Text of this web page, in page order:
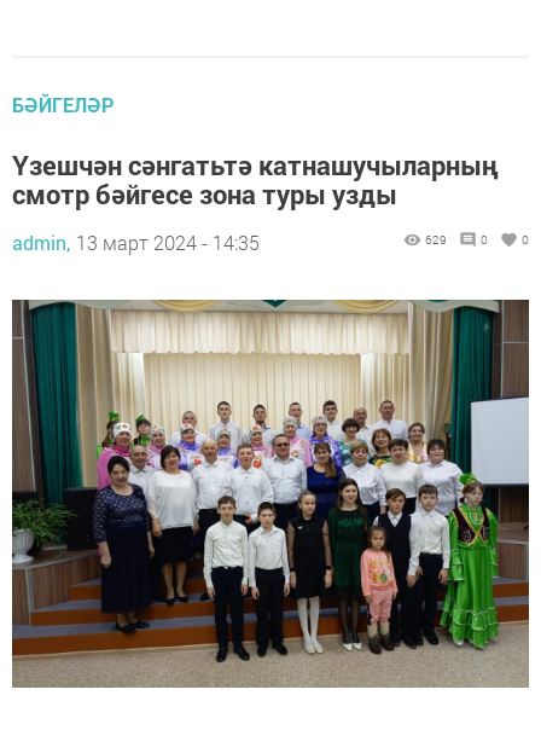
БӘЙГЕЛӘР
Үзешчән сәнгатьтә катнашучыларның
смотр бәйгесе зона туры узды
admin, 13 март 2024 - 14:35 629 0 0